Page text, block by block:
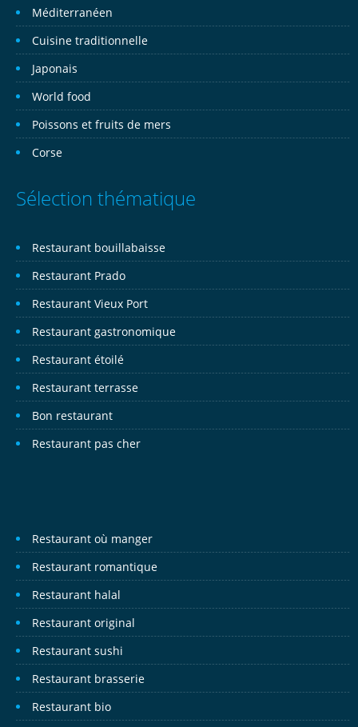
Méditerranéen
Cuisine traditionnelle
Japonais
World food
Poissons et fruits de mers
Corse
Sélection thématique
Restaurant bouillabaisse
Restaurant Prado
Restaurant Vieux Port
Restaurant gastronomique
Restaurant étoilé
Restaurant terrasse
Bon restaurant
Restaurant pas cher
Restaurant où manger
Restaurant romantique
Restaurant halal
Restaurant original
Restaurant sushi
Restaurant brasserie
Restaurant bio